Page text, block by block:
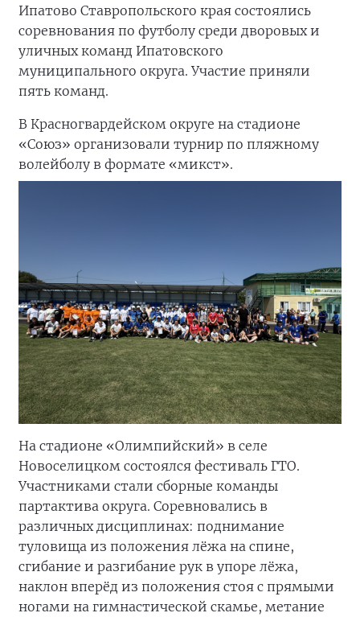
Ипатово Ставропольского края состоялись
соревнования по футболу среди дворовых и
уличных команд Ипатовского
муниципального округа. Участие приняли
пять команд.
В Красногвардейском округе на стадионе
«Союз» организовали турнир по пляжному
волейболу в формате «микст».
На стадионе «Олимпийский» в селе
Новоселицком состоялся фестиваль ГТО.
Участниками стали сборные команды
партактива округа. Соревновались в
различных дисциплинах: поднимание
туловища из положения лёжа на спине,
сгибание и разгибание рук в упоре лёжа,
наклон вперёд из положения стоя с прямыми
ногами на гимнастической скамье, метание